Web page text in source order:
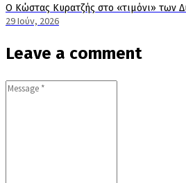
Ο Κώστας Κυρατζής στο «τιμόνι» των
29 Ιούν, 2026
Leave a comment